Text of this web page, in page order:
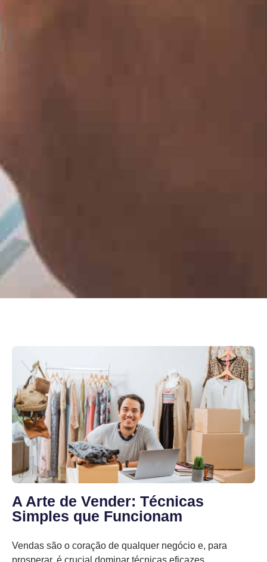
A Arte de Vender: Técnicas
Simples que Funcionam
Vendas são o coração de qualquer negócio e, para
prosperar, é crucial dominar técnicas eficazes.